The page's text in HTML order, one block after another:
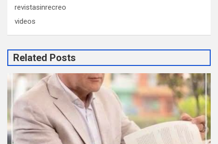
revistasinrecreo
videos
Related Posts